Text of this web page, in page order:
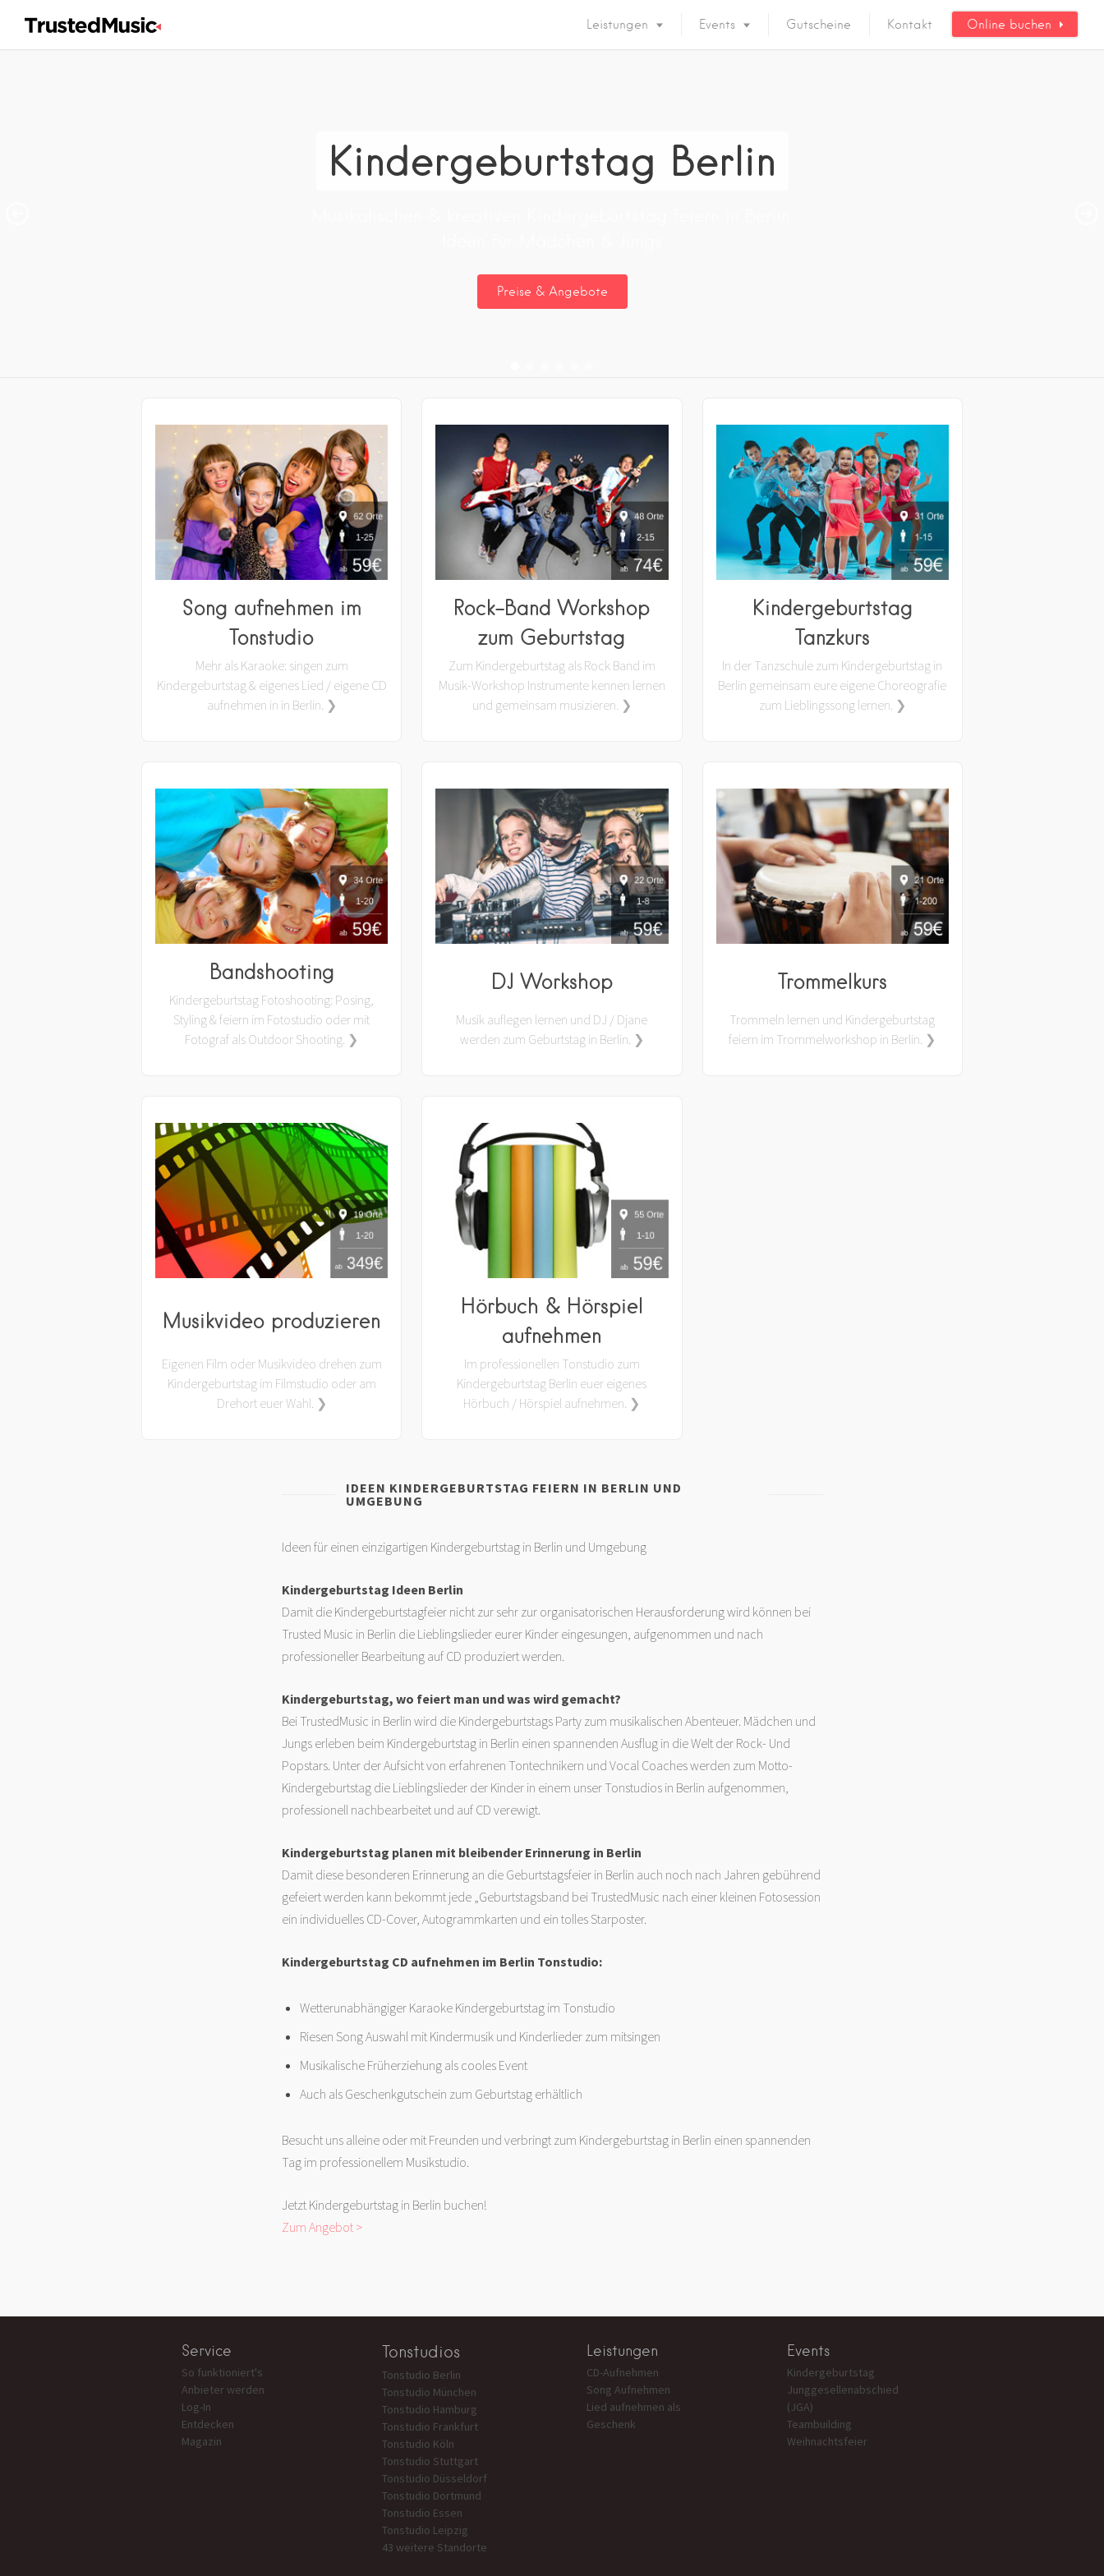
Leistungen Events Gutscheine Kontakt Online buchen
Kindergeburtstag Berlin
Song aufnehmen im
Tonstudio
Mehr als Karaoke: singen zum
Kindergeburtstag & eigenes Lied / eigene CD
aufnehmen in in Berlin. ❯
Rock-Band Workshop
zum Geburtstag
Zum Kindergeburtstag als Rock Band im
Musik-Workshop Instrumente kennen lernen
und gemeinsam musizieren. ❯
Kindergeburtstag
Tanzkurs
In der Tanzschule zum Kindergeburtstag in
Berlin gemeinsam eure eigene Choreografie
zum Lieblingssong lernen. ❯
Bandshooting
Kindergeburtstag Fotoshooting: Posing,
Styling & feiern im Fotostudio oder mit
Fotograf als Outdoor Shooting. ❯
DJ Workshop
Musik auflegen lernen und DJ / Djane
werden zum Geburtstag in Berlin. ❯
Trommelkurs
Trommeln lernen und Kindergeburtstag
feiern im Trommelworkshop in Berlin. ❯
Musikvideo produzieren
Eigenen Film oder Musikvideo drehen zum
Kindergeburtstag im Filmstudio oder am
Drehort euer Wahl. ❯
Hörbuch & Hörspiel
aufnehmen
Im professionellen Tonstudio zum
Kindergeburtstag Berlin euer eigenes
Hörbuch / Hörspiel aufnehmen. ❯
IDEEN KINDERGEBURTSTAG FEIERN IN BERLIN UND
UMGEBUNG
Ideen für einen einzigartigen Kindergeburtstag in Berlin und Umgebung
Kindergeburtstag Ideen Berlin
Damit die Kindergeburtstagfeier nicht zur sehr zur organisatorischen Herausforderung wird können bei
Trusted Music in Berlin die Lieblingslieder eurer Kinder eingesungen, aufgenommen und nach
professioneller Bearbeitung auf CD produziert werden.
Kindergeburtstag, wo feiert man und was wird gemacht?
Bei TrustedMusic in Berlin wird die Kindergeburtstags Party zum musikalischen Abenteuer. Mädchen und
Jungs erleben beim Kindergeburtstag in Berlin einen spannenden Ausflug in die Welt der Rock- Und
Popstars. Unter der Aufsicht von erfahrenen Tontechnikern und Vocal Coaches werden zum Motto-
Kindergeburtstag die Lieblingslieder der Kinder in einem unser Tonstudios in Berlin aufgenommen,
professionell nachbearbeitet und auf CD verewigt.
Kindergeburtstag planen mit bleibender Erinnerung in Berlin
Damit diese besonderen Erinnerung an die Geburtstagsfeier in Berlin auch noch nach Jahren gebührend
gefeiert werden kann bekommt jede „Geburtstagsband bei TrustedMusic nach einer kleinen Fotosession
ein individuelles CD-Cover, Autogrammkarten und ein tolles Starposter.
Kindergeburtstag CD aufnehmen im Berlin Tonstudio:
Wetterunabhängiger Karaoke Kindergeburtstag im Tonstudio
Riesen Song Auswahl mit Kindermusik und Kinderlieder zum mitsingen
Musikalische Früherziehung als cooles Event
Auch als Geschenkgutschein zum Geburtstag erhältlich
Besucht uns alleine oder mit Freunden und verbringt zum Kindergeburtstag in Berlin einen spannenden
Tag im professionellem Musikstudio.
Jetzt Kindergeburtstag in Berlin buchen!
Zum Angebot >
Service
So funktioniert's
Anbieter werden
Log-In
Entdecken
Magazin
Tonstudios
Tonstudio Berlin
Tonstudio München
Tonstudio Hamburg
Tonstudio Frankfurt
Tonstudio Köln
Tonstudio Stuttgart
Tonstudio Düsseldorf
Tonstudio Dortmund
Tonstudio Essen
Tonstudio Leipzig
43 weitere Standorte
Leistungen
CD-Aufnehmen
Song Aufnehmen
Lied aufnehmen als
Geschenk
Events
Kindergeburtstag
Junggesellenabschied
(JGA)
Teambuilding
Weihnachtsfeier